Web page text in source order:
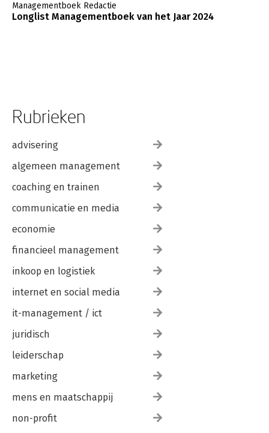
Managementboek Redactie
Longlist Managementboek van het Jaar 2024
Rubrieken
advisering
algemeen management
coaching en trainen
communicatie en media
economie
financieel management
inkoop en logistiek
internet en social media
it-management / ict
juridisch
leiderschap
marketing
mens en maatschappij
non-profit